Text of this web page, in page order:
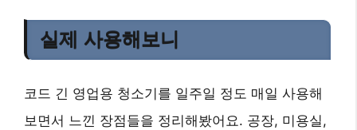
실제 사용해보니
코드 긴 영업용 청소기를 일주일 정도 매일 사용해
보면서 느낀 장점들을 정리해봤어요. 공장, 미용실,